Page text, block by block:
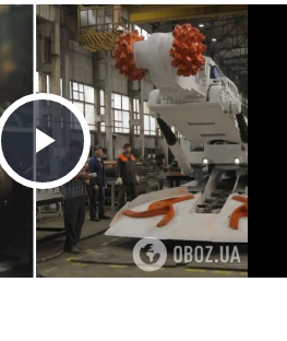
Play Video